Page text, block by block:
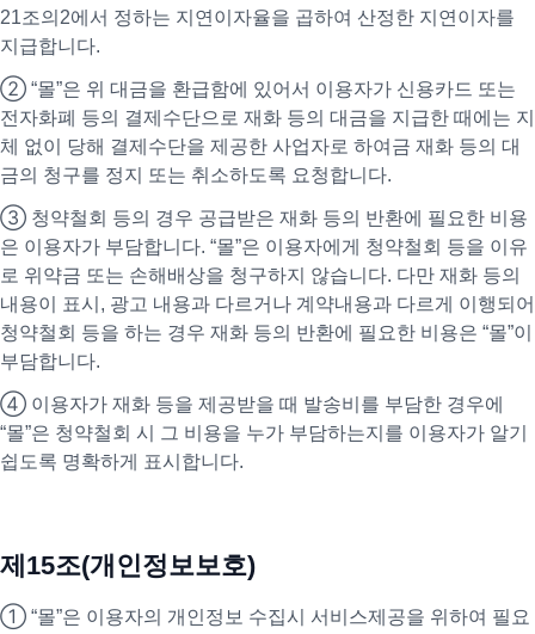
21조의2에서 정하는 지연이자율을 곱하여 산정한 지연이자를
지급합니다.
② “몰”은 위 대금을 환급함에 있어서 이용자가 신용카드 또는
전자화폐 등의 결제수단으로 재화 등의 대금을 지급한 때에는 지
체 없이 당해 결제수단을 제공한 사업자로 하여금 재화 등의 대
금의 청구를 정지 또는 취소하도록 요청합니다.
③ 청약철회 등의 경우 공급받은 재화 등의 반환에 필요한 비용
은 이용자가 부담합니다. “몰”은 이용자에게 청약철회 등을 이유
로 위약금 또는 손해배상을 청구하지 않습니다. 다만 재화 등의
내용이 표시, 광고 내용과 다르거나 계약내용과 다르게 이행되어
청약철회 등을 하는 경우 재화 등의 반환에 필요한 비용은 “몰”이
부담합니다.
④ 이용자가 재화 등을 제공받을 때 발송비를 부담한 경우에
“몰”은 청약철회 시 그 비용을 누가 부담하는지를 이용자가 알기
쉽도록 명확하게 표시합니다.
제15조(개인정보보호)
① “몰”은 이용자의 개인정보 수집시 서비스제공을 위하여 필요